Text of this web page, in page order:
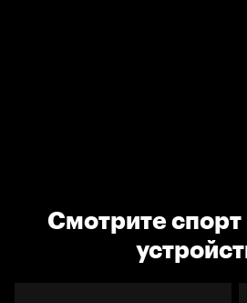
Смотрите